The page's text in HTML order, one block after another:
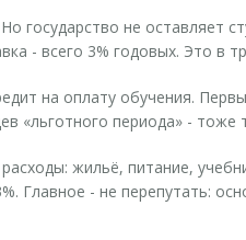
государство не оставляет
- всего 3% годовых. Это в
на оплату обучения.
«льготного периода» -
жильё, питание,
Главное - не перепутать: